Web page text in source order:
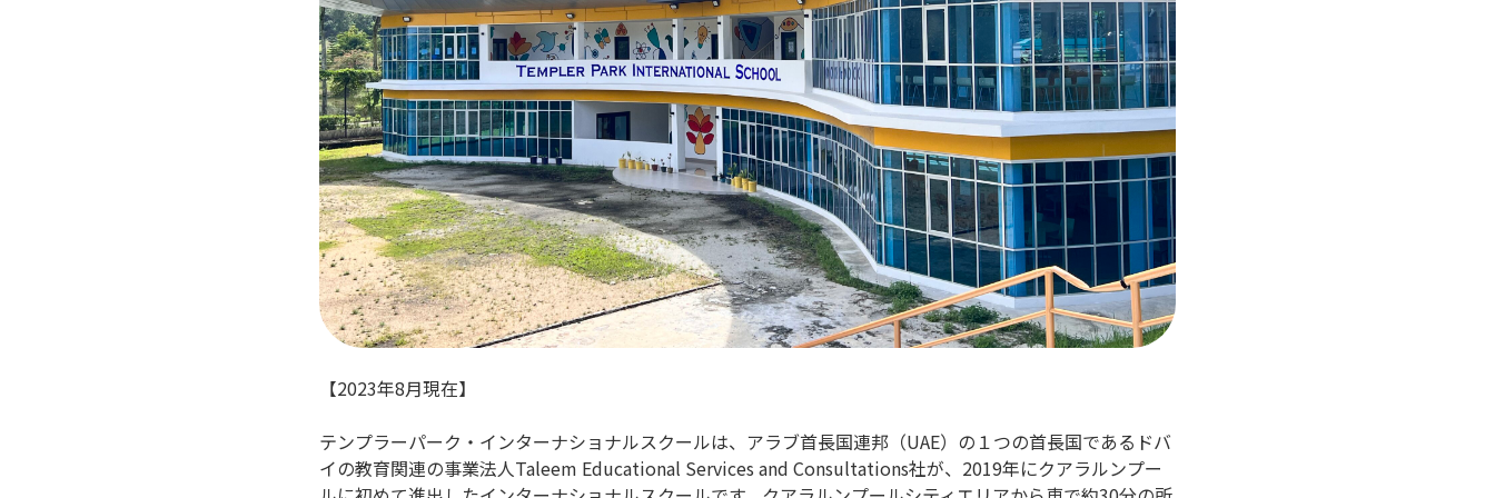
【2023年8月現在】
テンプラーパーク・インターナショナルスクールは、アラブ首長国連邦（UAE）の１つの首長国であるドバ
イの教育関連の事業法人Taleem Educational Services and Consultations社が、2019年にクアラルンプー